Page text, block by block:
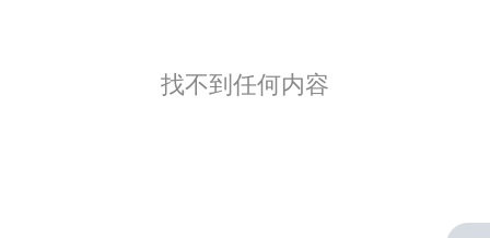
找不到任何内容